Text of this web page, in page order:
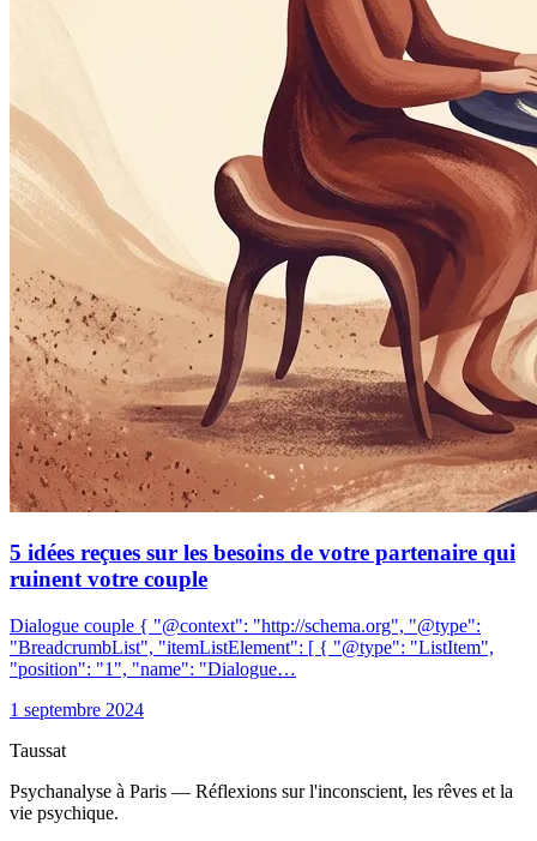
5 idées reçues sur les besoins de votre partenaire qui
ruinent votre couple
Dialogue couple { "@context": "http://schema.org", "@type":
"BreadcrumbList", "itemListElement": [ { "@type": "ListItem",
"position": "1", "name": "Dialogue…
1 septembre 2024
Taussat
Psychanalyse à Paris — Réflexions sur l'inconscient, les rêves et la
vie psychique.